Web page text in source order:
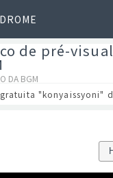
de pré-
DA BGM
"konyaissyoni" de